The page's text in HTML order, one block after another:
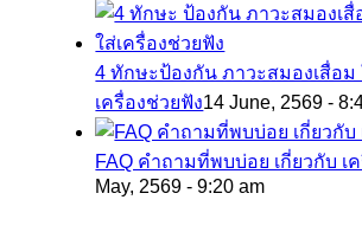
4 ทักษะป้องกัน ภาวะสมองเสื่อม
เครื่องช่วยฟัง14 June, 2569 -
FAQ คำถามที่พบบ่อย เกี่ยวกับ เ
May, 2569 - 9:20 am